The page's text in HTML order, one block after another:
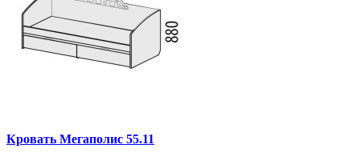
Кровать Мегаполис 55.11